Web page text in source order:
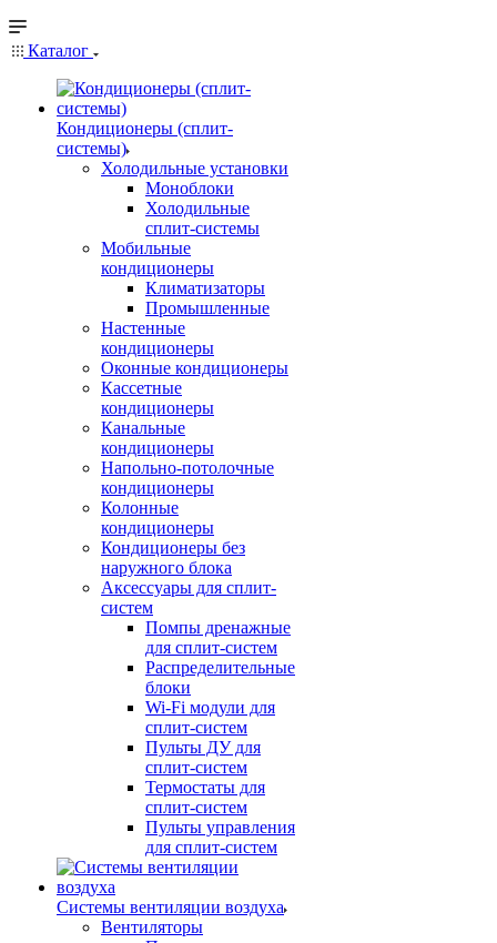
Каталог
Кондиционеры (сплит-
системы)
Холодильные установки
Моноблоки
Холодильные
сплит-системы
Мобильные
кондиционеры
Климатизаторы
Промышленные
Настенные
кондиционеры
Оконные кондиционеры
Кассетные
кондиционеры
Канальные
кондиционеры
Напольно-потолочные
кондиционеры
Колонные
кондиционеры
Кондиционеры без
наружного блока
Аксессуары для сплит-
систем
Помпы дренажные
для сплит-систем
Распределительные
блоки
Wi-Fi модули для
сплит-систем
Пульты ДУ для
сплит-систем
Термостаты для
сплит-систем
Пульты управления
для сплит-систем
Системы вентиляции воздуха
Вентиляторы